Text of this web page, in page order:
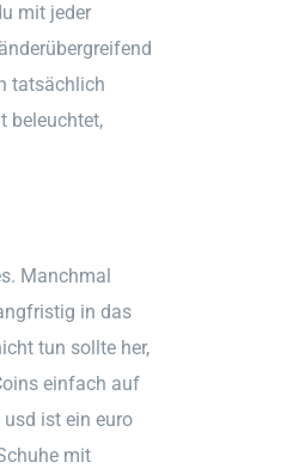
mit jeder
tatsächlich
beleuchtet,
Manchmal
in das
tun sollte her,
einfach auf
ist ein euro
mit